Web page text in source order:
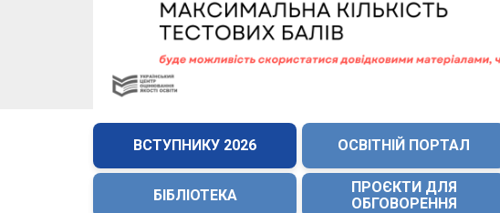
ВСТУПНИКУ 2026 ОСВІТНІЙ ПОРТАЛ
БІБЛІОТЕКА
ПРОЄКТИ ДЛЯ
ОБГОВОРЕННЯ